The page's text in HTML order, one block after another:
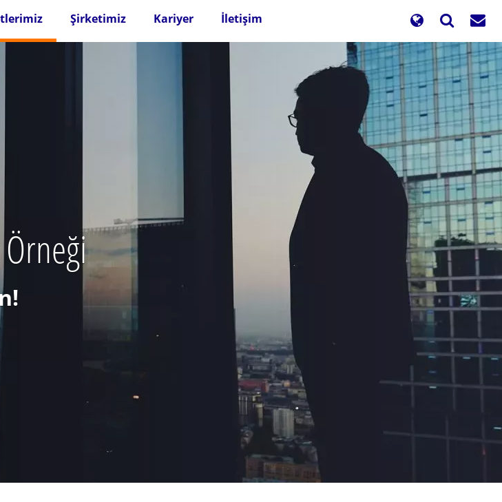
Şirketimiz Kariyer İletişim